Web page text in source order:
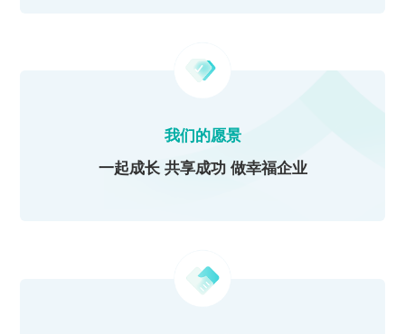
我们的愿景
一起成长 共享成功 做幸福企业